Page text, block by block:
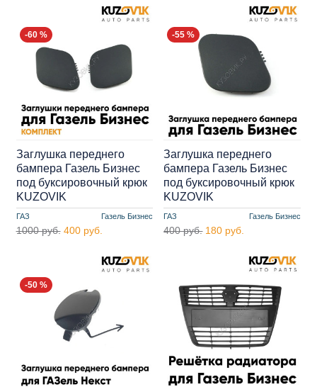
-60 %
ГАЗ Газель Бизнес
Заглушка переднего
бампера Газель Бизнес
под буксировочный крюк
KUZOVIK
1000 руб. 400 руб.
-55 %
ГАЗ Газель Бизнес
Заглушка переднего
бампера Газель Бизнес
под буксировочный крюк
KUZOVIK
400 руб. 180 руб.
-50 %